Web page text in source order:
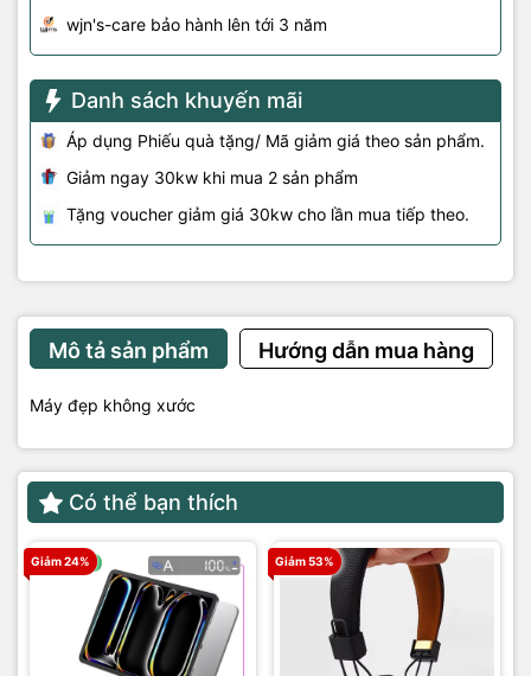
wjn's-care bảo hành lên tới 3 năm
Danh sách khuyến mãi
Áp dụng Phiếu quà tặng/ Mã giảm giá theo sản phẩm.
Giảm ngay 30kw khi mua 2 sản phẩm
Tặng voucher giảm giá 30kw cho lần mua tiếp theo.
Mô tả sản phẩm Hướng dẫn mua hàng
Máy đẹp không xước
Có thể bạn thích
Giảm 24% Giảm 53%